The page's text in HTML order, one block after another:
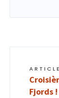
Fjords !